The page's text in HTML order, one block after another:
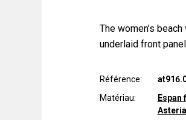
The women’s
underlaid front
Référence:
Matériau:
Espan
Asteria